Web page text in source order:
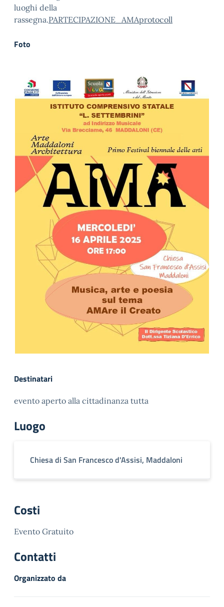
luoghi della
rassegna.PARTECIPAZIONE_AMAprotocoll
Foto
Destinatari
evento aperto alla cittadinanza tutta
Luogo
Chiesa di San Francesco d'Assisi, Maddaloni
Costi
Evento Gratuito
Contatti
Organizzato da